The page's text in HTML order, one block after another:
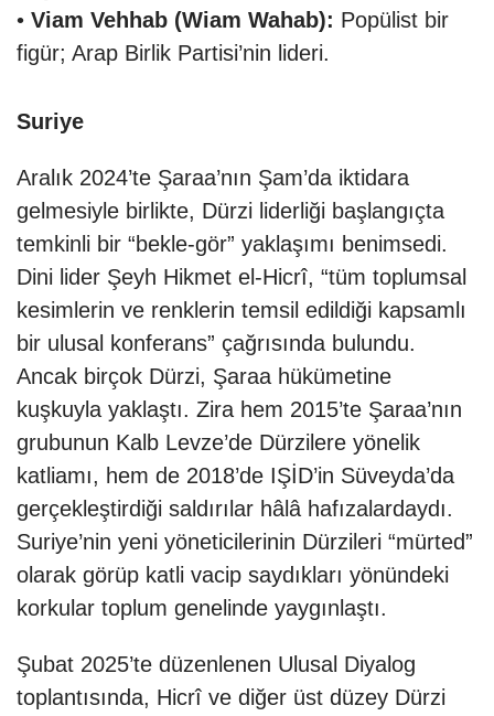
• Viam Vehhab (Wiam Wahab): Popülist bir
figür; Arap Birlik Partisi’nin lideri.
Suriye
Aralık 2024’te Şaraa’nın Şam’da iktidara
gelmesiyle birlikte, Dürzi liderliği başlangıçta
temkinli bir “bekle-gör” yaklaşımı benimsedi.
Dini lider Şeyh Hikmet el-Hicrî, “tüm toplumsal
kesimlerin ve renklerin temsil edildiği kapsamlı
bir ulusal konferans” çağrısında bulundu.
Ancak birçok Dürzi, Şaraa hükümetine
kuşkuyla yaklaştı. Zira hem 2015’te Şaraa’nın
grubunun Kalb Levze’de Dürzilere yönelik
katliamı, hem de 2018’de IŞİD’in Süveyda’da
gerçekleştirdiği saldırılar hâlâ hafızalardaydı.
Suriye’nin yeni yöneticilerinin Dürzileri “mürted”
olarak görüp katli vacip saydıkları yönündeki
korkular toplum genelinde yaygınlaştı.
Şubat 2025’te düzenlenen Ulusal Diyalog
toplantısında, Hicrî ve diğer üst düzey Dürzi